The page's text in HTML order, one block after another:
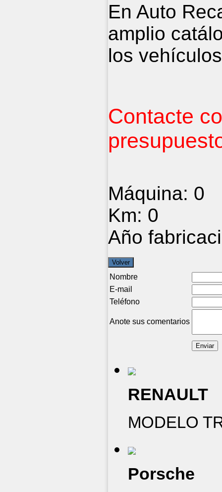
En Auto
amplio
los
Contacte
Máquina: 0
Km: 0
Año
Nombre
E-mail
Teléfono
Anote sus comentarios
RENAULT
MODELO
Porsche